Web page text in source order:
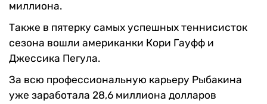
миллиона.
Также в пятерку самых успешных теннисисток
сезона вошли американки Кори Гауфф и
Джессика Пегула.
За всю профессиональную карьеру Рыбакина
уже заработала 28,6 миллиона долларов